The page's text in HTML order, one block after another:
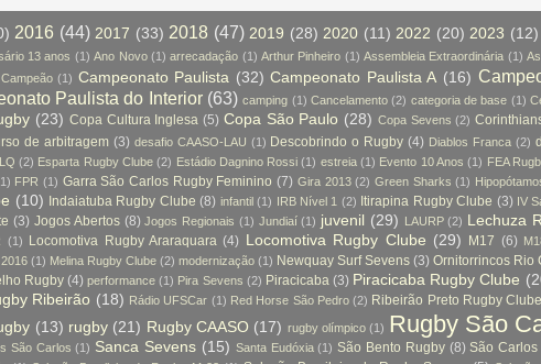
2016 (44) 2017 (33) 2018 (47) 2019 (28) 2020 (11) 2022 (20) 2023 (12)
13 anos (1) Ano Novo (1) arrecadação (1) Arthur Pinheiro (1) Assembleia Extraordinária (1)
Campeão (1) Campeonato Paulista (32) Campeonato Paulista A (16)
Paulista do Interior (63) camping (1) Cancelamento (2) categoria de base (1)
(23) Copa Cultura Inglesa (5) Copa São Paulo (28) Copa Sevens (2)
de arbitragem (3) desafio CAASO-LAU (1) Descobrindo o Rugby (4) Diablos Franca (2)
(2) Esparta Rugby Clube (2) Estádio Dagnino Rossi (1) estreia (1) Evento 10 Anos (1) FEA
FPR (1) Garra São Carlos Rugby Feminino (7) Gira 2013 (2) Green Sharks (1)
(10) Indaiatuba Rugby Clube (8) infantil (1) IRB Nível 1 (2) Itirapina Rugby Clube (3) IV
(3) Jogos Abertos (8) Jogos Regionais (1) Jundiaí (1) juvenil (29) LAURP (2) Lechuza
(1) Locomotiva Rugby Araraquara (4) Locomotiva Rugby Clube (29) M17 (6)
(1) Melina Rugby Clube (2) modernização (1) Newquay Surf Sevens (3) Ornitorrincos Rio
Rugby (4) performance (1) Pira Sevens (2) Piracicaba (3) Piracicaba Rugby Clube
Ribeirão (18) Rádio UFSCar (1) Red Horse São Pedro (2) Ribeirão Preto Rugby Clube
(13) rugby (21) Rugby CAASO (17) rugby olímpico (1) Rugby São
São Carlos (1) Sanca Sevens (15) Santa Eudóxia (1) São Bento Rugby (8) São Carlos